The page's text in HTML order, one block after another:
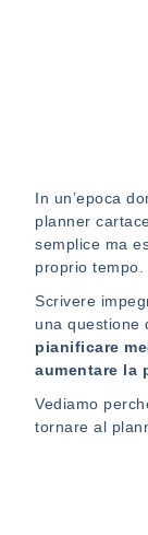
In un’epoca
planner
semplice ma
proprio tempo.
Scrivere
una questione
pianificare
aumentare la
Vediamo
tornare al